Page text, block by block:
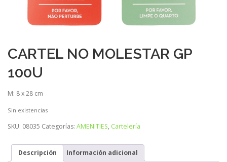
CARTEL NO MOLESTAR GP
100U
M: 8 x 28 cm
Sin existencias
SKU: 08035 Categorías: AMENITIES, Cartelería
Descripción Información adicional